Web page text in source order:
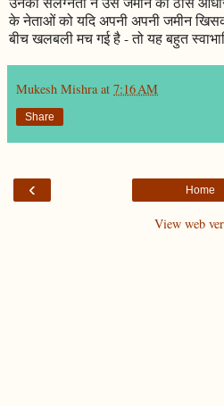
के नेताओं को यदि अपनी अपनी जमीन
बीच खलबली मच गई है - तो यह बहुत
Mukesh Mishra at 7:16 AM
Share
‹ Home
View web